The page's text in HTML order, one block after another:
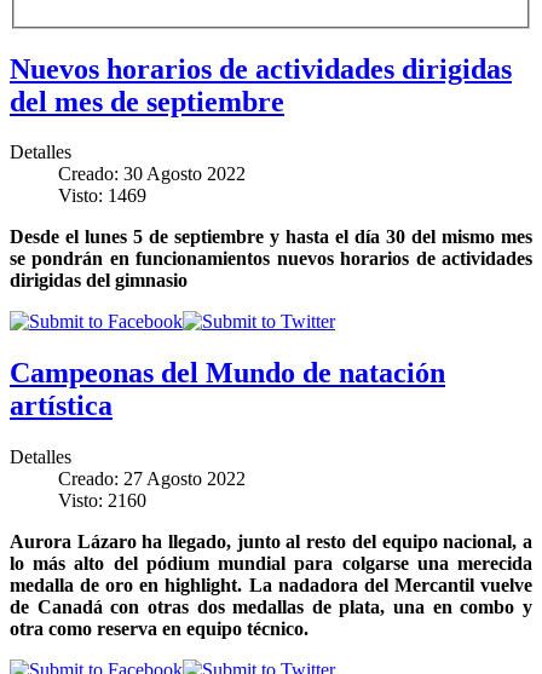
Nuevos horarios de actividades dirigidas
del mes de septiembre
Detalles
Creado: 30 Agosto 2022
Visto: 1469
Desde el lunes 5 de septiembre y hasta el día 30 del mismo mes
se pondrán en funcionamientos nuevos horarios de actividades
dirigidas del gimnasio
Campeonas del Mundo de natación
artística
Detalles
Creado: 27 Agosto 2022
Visto: 2160
Aurora Lázaro ha llegado, junto al resto del equipo nacional, a
lo más alto del pódium mundial para colgarse una merecida
medalla de oro en highlight. La nadadora del Mercantil vuelve
de Canadá con otras dos medallas de plata, una en combo y
otra como reserva en equipo técnico.